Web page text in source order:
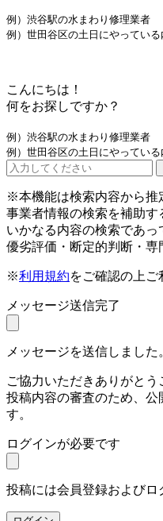
例）渋谷駅の水まわり修理業者
例）世田谷区の土日にやっている
こんにちは！
何をお探しですか？
例）渋谷駅の水まわり修理業者
例）世田谷区の土日にやっている
※本機能は検索内容から推
事業者情報の検索を補助す
いかなる内容の検索であっ
優劣評価・断定的判断・専
※利用規約をご確認の上ご
メッセージ送信完了
メッセージを送信しました
ご協力いただきありがとう
投稿内容の審査のため、公
す。
ログインが必要です
投稿には会員登録およびロ